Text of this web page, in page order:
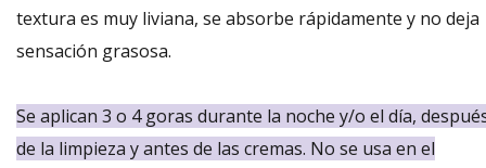
textura es muy liviana, se absorbe rápidamente y no deja
sensación grasosa.
Se aplican 3 o 4 goras durante la noche y/o el día,
de la limpieza y antes de las cremas. No se usa en el